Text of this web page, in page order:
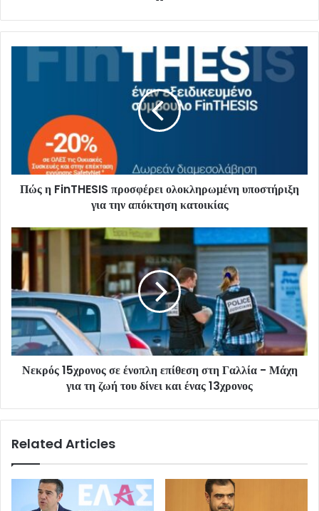
Πώς η FinTHESIS προσφέρει ολοκληρωμένη υποστήριξη
για την απόκτηση κατοικίας
Νεκρός 15χρονος σε ένοπλη επίθεση στη Γαλλία - Μάχη
για τη ζωή του δίνει και ένας 13χρονος
Related Articles